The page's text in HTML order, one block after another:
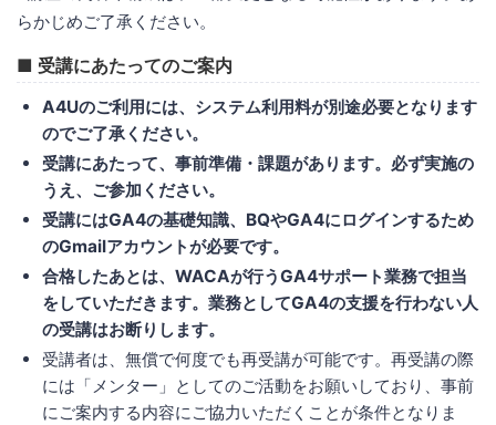
らかじめご了承ください。
■ 受講にあたってのご案内
A4Uのご利用には、システム利用料が別途必要となります
のでご了承ください。
受講にあたって、事前準備・課題があります。必ず実施の
うえ、ご参加ください。
受講にはGA4の基礎知識、BQやGA4にログインするため
のGmailアカウントが必要です。
合格したあとは、WACAが行うGA4サポート業務で担当
をしていただきます。業務としてGA4の支援を行わない人
の受講はお断りします。
受講者は、無償で何度でも再受講が可能です。再受講の際
には「メンター」としてのご活動をお願いしており、事前
にご案内する内容にご協力いただくことが条件となりま